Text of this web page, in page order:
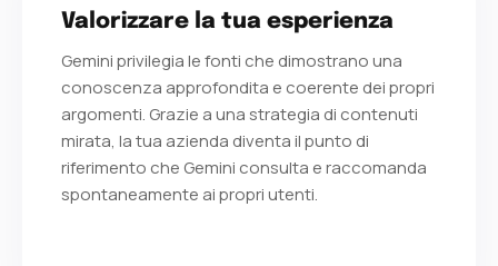
Valorizzare la tua esperienza
Gemini privilegia le fonti che dimostrano una
conoscenza approfondita e coerente dei propri
argomenti. Grazie a una strategia di contenuti
mirata, la tua azienda diventa il punto di
riferimento che Gemini consulta e raccomanda
spontaneamente ai propri utenti.